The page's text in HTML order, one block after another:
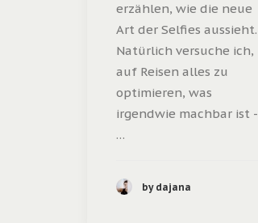
erzählen, wie die neue
Art der Selfies aussieht.
Natürlich versuche ich,
auf Reisen alles zu
optimieren, was
irgendwie machbar ist -
…
by dajana